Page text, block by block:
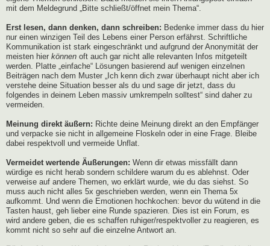
mit dem Meldegrund „Bitte schließt/öffnet mein Thema“.
Erst lesen, dann denken, dann schreiben: Bedenke immer dass du hier
nur einen winzigen Teil des Lebens einer Person erfährst. Schriftliche
Kommunikation ist stark eingeschränkt und aufgrund der Anonymität der
meisten hier können oft auch gar nicht alle relevanten Infos mitgeteilt
werden. Platte „einfache“ Lösungen basierend auf wenigen einzelnen
Beiträgen nach dem Muster „Ich kenn dich zwar überhaupt nicht aber ich
verstehe deine Situation besser als du und sage dir jetzt, dass du
folgendes in deinem Leben massiv umkrempeln solltest“ sind daher zu
vermeiden.
Meinung direkt äußern: Richte deine Meinung direkt an den Empfänger
und verpacke sie nicht in allgemeine Floskeln oder in eine Frage. Bleibe
dabei respektvoll und vermeide Unflat.
Vermeidet wertende Äußerungen: Wenn dir etwas missfällt dann
würdige es nicht herab sondern schildere warum du es ablehnst. Oder
verweise auf andere Themen, wo erklärt wurde, wie du das siehst. So
muss auch nicht alles 5x geschrieben werden, wenn ein Thema 5x
aufkommt. Und wenn die Emotionen hochkochen: bevor du wütend in die
Tasten haust, geh lieber eine Runde spazieren. Dies ist ein Forum, es
wird andere geben, die es schaffen ruhiger/respektvoller zu reagieren, es
kommt nicht so sehr auf die einzelne Antwort an.